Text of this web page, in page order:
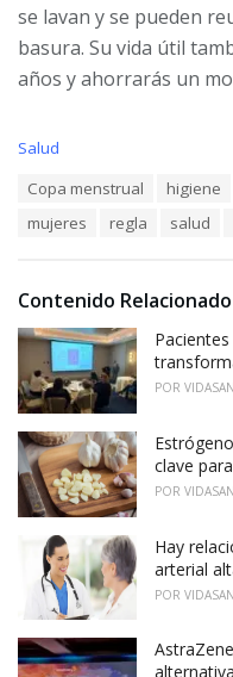
se lavan y se pueden
basura. Su vida útil
años y ahorrarás un
C
i
s
Salud
Copa menstrual higiene
mujeres
regla salud
Contenido Relacionado
POR
clave
POR
Hay
arterial
POR